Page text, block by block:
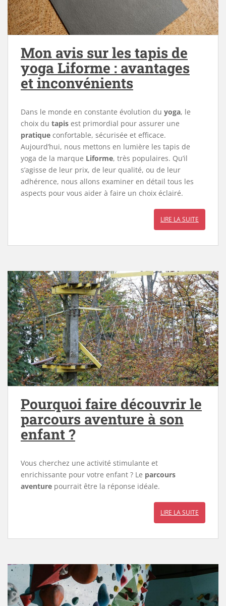
Mon avis sur les tapis de
yoga Liforme : avantages
et inconvénients
Dans le monde en constante évolution du yoga, le
choix du tapis est primordial pour assurer une
pratique confortable, sécurisée et efficace.
Aujourd’hui, nous mettons en lumière les tapis de
yoga de la marque Liforme, très populaires. Qu’il
s’agisse de leur prix, de leur qualité, ou de leur
adhérence, nous allons examiner en détail tous les
aspects pour vous aider à faire un choix éclairé.
LIRE LA SUITE
Pourquoi faire découvrir le
parcours aventure à son
enfant ?
Vous cherchez une activité stimulante et
enrichissante pour votre enfant ? Le parcours
aventure pourrait être la réponse idéale.
LIRE LA SUITE